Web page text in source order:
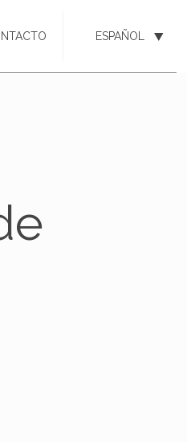
ESPAÑOL